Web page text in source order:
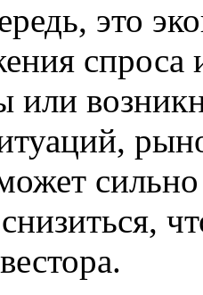
это
или